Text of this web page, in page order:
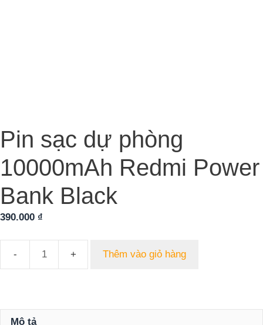
Pin sạc dự phòng
10000mAh Redmi Power
Bank Black
390.000 ₫
Thêm vào giỏ hàng
Mô tả